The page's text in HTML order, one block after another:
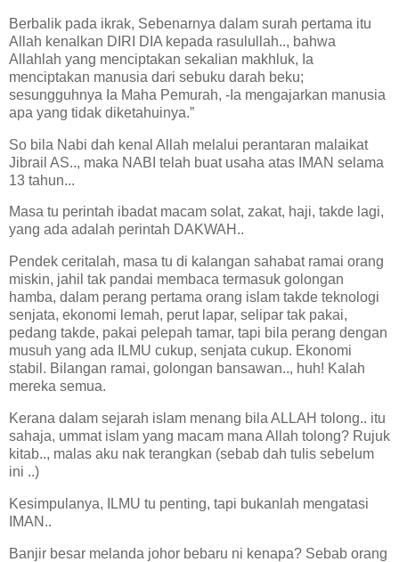
Berbalik pada ikrak, Sebenarnya dalam surah pertama itu
Allah kenalkan DIRI DIA kepada rasulullah.., bahwa
Allahlah yang menciptakan sekalian makhluk, Ia
menciptakan manusia dari sebuku darah beku;
sesungguhnya Ia Maha Pemurah, -Ia mengajarkan manusia
apa yang tidak diketahuinya.”
So bila Nabi dah kenal Allah melalui perantaran malaikat
Jibrail AS.., maka NABI telah buat usaha atas IMAN selama
13 tahun...
Masa tu perintah ibadat macam solat, zakat, haji, takde lagi,
yang ada adalah perintah DAKWAH..
Pendek ceritalah, masa tu di kalangan sahabat ramai orang
miskin, jahil tak pandai membaca termasuk golongan
hamba, dalam perang pertama orang islam takde teknologi
senjata, ekonomi lemah, perut lapar, selipar tak pakai,
pedang takde, pakai pelepah tamar, tapi bila perang dengan
musuh yang ada ILMU cukup, senjata cukup. Ekonomi
stabil. Bilangan ramai, golongan bansawan.., huh! Kalah
mereka semua.
Kerana dalam sejarah islam menang bila ALLAH tolong.. itu
sahaja, ummat islam yang macam mana Allah tolong? Rujuk
kitab.., malas aku nak terangkan (sebab dah tulis sebelum
ini ..)
Kesimpulanya, ILMU tu penting, tapi bukanlah mengatasi
IMAN..
Banjir besar melanda johor bebaru ni kenapa? Sebab orang